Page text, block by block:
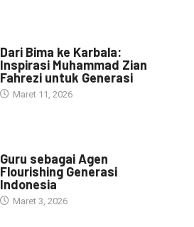
Dari Bima ke Karbala:
Inspirasi Muhammad Zian
Fahrezi untuk Generasi
Maret 11, 2026
Guru sebagai Agen
Flourishing Generasi
Indonesia
Maret 3, 2026